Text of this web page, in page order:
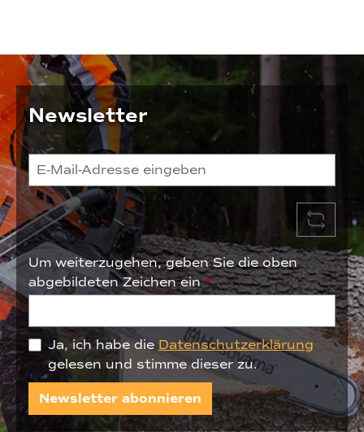
Newsletter
Um weiterzugehen, geben Sie die oben
abgebildeten Zeichen ein*
Ja, ich habe die Datenschutzerklärung
gelesen und stimme dieser zu.
Newsletter abonnieren